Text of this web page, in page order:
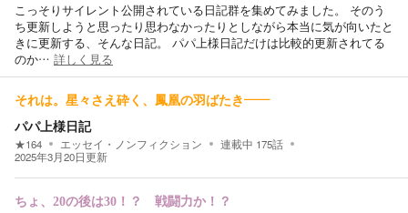
こっそりサイレント公開されている日記群を集めてみました。 そのう
ち更新しようと思ったり思わなかったりとしながら本当に気が向いたと
きに更新する、そんな日記。 パパ上様日記だけは比較的更新されてる
のか… 詳しく見る
それは。星々さえ砕く、鳳凰の羽ばたき――
パパ上様日記
★164 エッセイ・ノンフィクション 連載中 175話
2025年3月20日更新
ちょ、20の後は30！？ 戦闘力か！？